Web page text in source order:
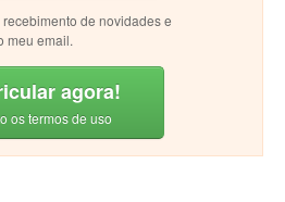
de novidades e
meu email.
agora!
os termos de uso